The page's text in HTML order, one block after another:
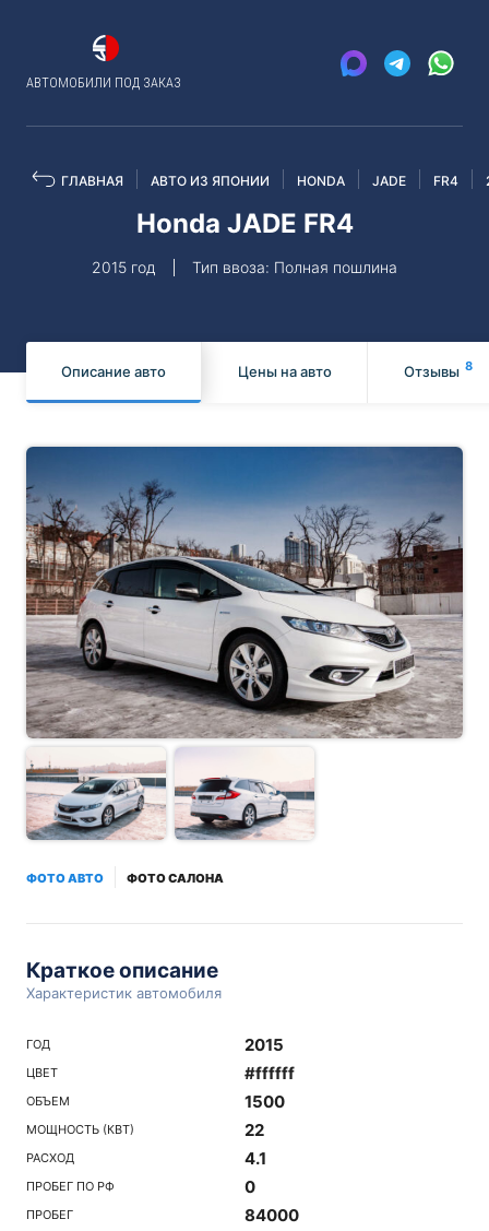
АВТОМОБИЛИ ПОД ЗАКАЗ
ГЛАВНАЯ АВТО ИЗ ЯПОНИИ HONDA JADE FR4
Honda JADE FR4
2015 год Тип ввоза: Полная пошлина
Описание авто Цены на авто Отзывы 8
ФОТО АВТО ФОТО САЛОНА
Краткое описание
Характеристик автомобиля
ГОД 2015
ЦВЕТ #ffffff
ОБЪЕМ 1500
МОЩНОСТЬ (КВТ) 22
РАСХОД 4.1
ПРОБЕГ ПО РФ 0
ПРОБЕГ 84000